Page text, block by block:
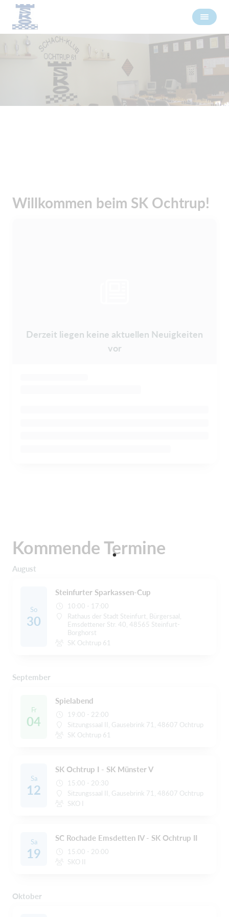
Willkommen beim SK Ochtrup!
Derzeit liegen keine aktuellen Neuigkeiten
vor
Kommende Termine
August
So
30
Steinfurter Sparkassen-Cup
10:00 - 17:00
Rathaus der Stadt Steinfurt, Bürgersaal,
Emsdettener Str. 40, 48565 Steinfurt-
Borghorst
SK Ochtrup 61
September
Fr
04
Spielabend
19:00 - 22:00
Sitzungssaal II, Gausebrink 71, 48607 Ochtrup
SK Ochtrup 61
Sa
12
SK Ochtrup I - SK Münster V
15:00 - 20:30
Sitzungssaal II, Gausebrink 71, 48607 Ochtrup
SKO I
Sa
19
SC Rochade Emsdetten IV - SK Ochtrup II
15:00 - 20:00
SKO II
Oktober